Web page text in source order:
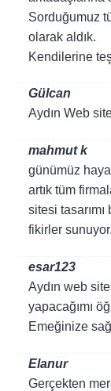
Sorduğumuz
olarak aldık.
Kendilerine
Gülcan
Aydın Web
mahmut k
günümüz
artık tüm
sitesi
fikirler
esar123
Aydın web
yapacağımı
Emeğinize
Elanur
Gerçekten